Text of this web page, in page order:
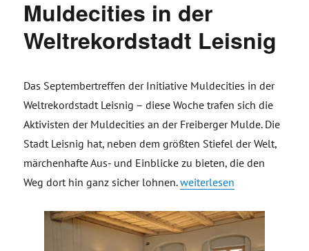
Muldecities in der
Weltrekordstadt Leisnig
Das Septembertreffen der Initiative Muldecities in der
Weltrekordstadt Leisnig – diese Woche trafen sich die
Aktivisten der Muldecities an der Freiberger Mulde. Die
Stadt Leisnig hat, neben dem größten Stiefel der Welt,
märchenhafte Aus- und Einblicke zu bieten, die den
Weg dort hin ganz sicher lohnen.„Treffen Initiative
weiterlesen